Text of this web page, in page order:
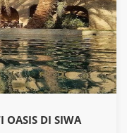
OASIS DI SIWA